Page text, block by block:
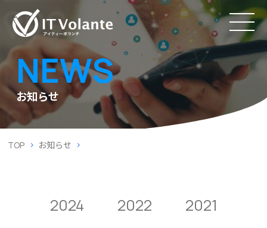
NEWS
お知らせ
TOP お知らせ
2024 2022 2021